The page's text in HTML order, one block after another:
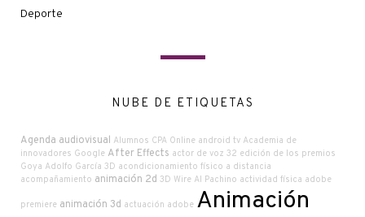
Deporte
NUBE DE ETIQUETAS
Agenda audiovisual Alumnos CPA Online android tv Academia de
innovadores Google After Effects actor de voz 32 edición de los premios
Goya Adolfo García 3D acondicionamiento físico a distancia
acompañamiento animación 2d 3D Wire Al Pachino actividad física adobe
premiere animación 3d actuación adobe Animación